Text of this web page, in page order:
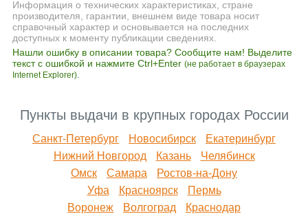
Информация о технических характеристиках, стране
производителя, гарантии, внешнем виде товара носит
справочный характер и основывается на последних
доступных к моменту публикации сведениях.
Нашли ошибку в описании товара? Сообщите нам! Выделите
текст с ошибкой и нажмите Ctrl+Enter (не работает в браузерах
Internet Explorer)
Пункты выдачи в крупных городах России
Санкт-Петербург Новосибирск
Екатеринбург
Нижний Новгород
Казань
Челябинск
Омск
Самара
Ростов-на-Дону
Уфа
Красноярск
Пермь
Воронеж
Волгоград Краснодар